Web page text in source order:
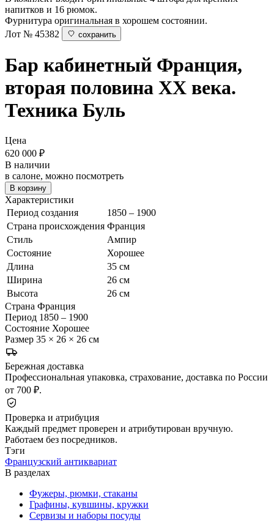
напитков и 16 рюмок.
Фурнитура оригинальная в хорошем состоянии.
Лот № 45382
сохранить
Бар кабинетный Франция,
вторая половина ХХ века.
Техника Буль
Цена
620 000 ₽
В наличии
в салоне, можно посмотреть
В корзину
Характеристики
Период создания
1850 – 1900
Страна происхождения Франция
Стиль
Ампир
Состояние
Хорошее
Длина
35 см
Ширина
26 см
Высота
26 см
Страна Франция
Период 1850 – 1900
Состояние Хорошее
Размер 35 × 26 × 26 см
Бережная доставка
Профессиональная упаковка, страхование, доставка по России
от 700 ₽.
Проверка и атрибуция
Каждый предмет проверен и атрибутирован вручную.
Работаем без посредников.
Тэги
Французский антиквариат
В разделах
Фужеры, рюмки, стаканы
Графины, кувшины, кружки
Сервизы и наборы посуды